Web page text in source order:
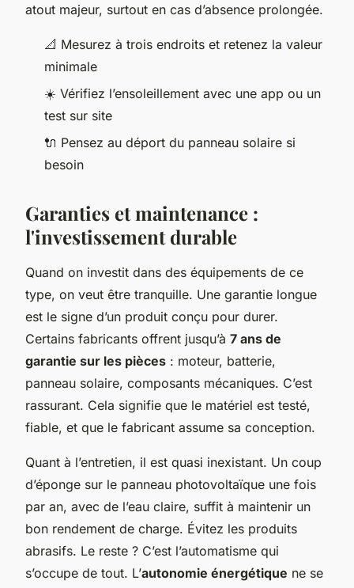
atout majeur, surtout en cas d’absence prolongée.
📐 Mesurez à trois endroits et retenez la valeur
minimale
☀️ Vérifiez l’ensoleillement avec une app ou un
test sur site
🔌 Pensez au déport du panneau solaire si
besoin
Garanties et maintenance :
l'investissement durable
Quand on investit dans des équipements de ce
type, on veut être tranquille. Une garantie longue
est le signe d’un produit conçu pour durer.
Certains fabricants offrent jusqu’à 7 ans de
garantie sur les pièces : moteur, batterie,
panneau solaire, composants mécaniques. C’est
rassurant. Cela signifie que le matériel est testé,
fiable, et que le fabricant assume sa conception.
Quant à l’entretien, il est quasi inexistant. Un coup
d’éponge sur le panneau photovoltaïque une fois
par an, avec de l’eau claire, suffit à maintenir un
bon rendement de charge. Évitez les produits
abrasifs. Le reste ? C’est l’automatisme qui
s’occupe de tout. L’autonomie énergétique ne se